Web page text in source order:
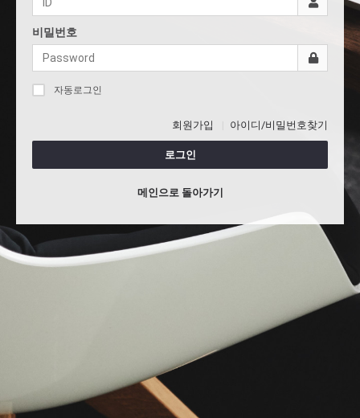
비밀번호
자동로그인
회원가입 아이디/비밀번호찾기
로그인
메인으로 돌아가기